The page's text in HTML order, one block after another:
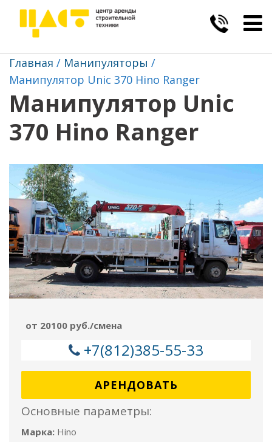
Главная
Манипуляторы
Манипулятор Unic 370 Hino Ranger
Манипулятор Unic
370 Hino Ranger
от 20100 руб./смена
+7(812)385-55-33
АРЕНДОВАТЬ
Основные параметры:
Марка: Hino